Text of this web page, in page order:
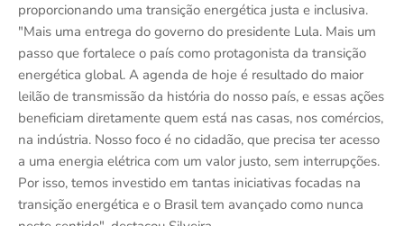
proporcionando uma transição energética justa e inclusiva.
"Mais uma entrega do governo do presidente Lula. Mais um
passo que fortalece o país como protagonista da transição
energética global. A agenda de hoje é resultado do maior
leilão de transmissão da história do nosso país, e essas ações
beneficiam diretamente quem está nas casas, nos comércios,
na indústria. Nosso foco é no cidadão, que precisa ter acesso
a uma energia elétrica com um valor justo, sem interrupções.
Por isso, temos investido em tantas iniciativas focadas na
transição energética e o Brasil tem avançado como nunca